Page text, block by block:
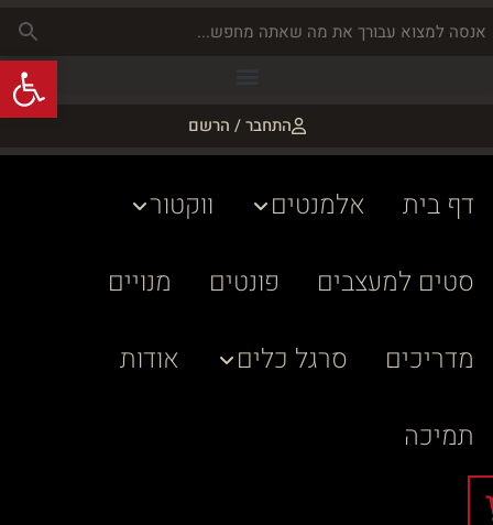
התחבר / הרשם
דף בית אלמנטים
ווקטור
סטים למעצבים
פונטים
מנויים
מדריכים
סרגל כלים
אודות
תמיכה